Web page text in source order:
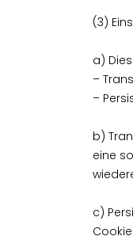
(3)
a)
–
–
b)
eine
c)